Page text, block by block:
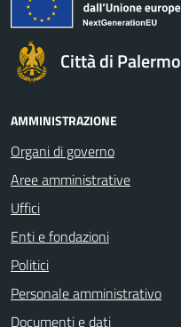
Città di Palermo
AMMINISTRAZIONE
Organi di governo
Aree amministrative
Uffici
Enti e fondazioni
Politici
Personale amministrativo
Documenti e dati